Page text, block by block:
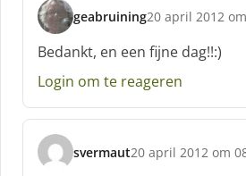
geabruining
s
c
h
r
e
f
:
20 april 2012
Bedankt, en een fijne dag!!:)
Login om te reageren
svermaut
s
20 april 2012 om